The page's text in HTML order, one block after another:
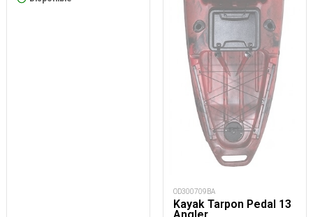
OD300709BA
Kayak Tarpon Pedal 13